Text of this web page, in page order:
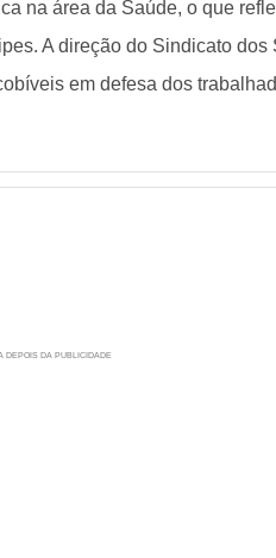
na área da Saúde, o que
A direção do Sindicato dos
em defesa dos